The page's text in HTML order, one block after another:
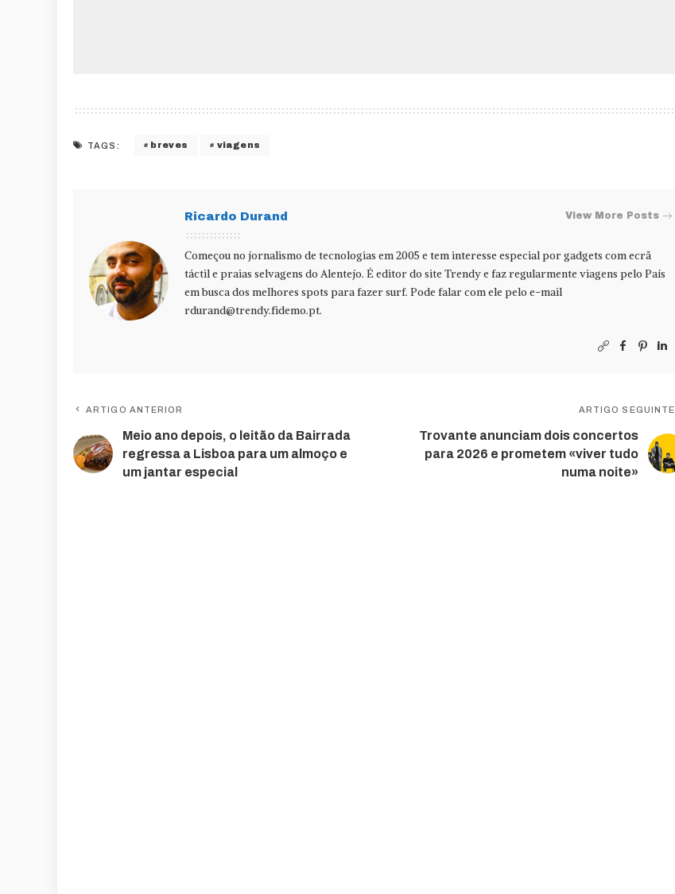
TAGS: breves viagens
Ricardo Durand View More Posts
Começou no jornalismo de tecnologias em 2005 e tem interesse especial por gadgets com ecrã
táctil e praias selvagens do Alentejo. É editor do site Trendy e faz regularmente viagens pelo País
em busca dos melhores spots para fazer surf. Pode falar com ele pelo e-mail
rdurand@trendy.fidemo.pt.
ARTIGO ANTERIOR
Meio ano depois, o leitão da Bairrada
regressa a Lisboa para um almoço e
um jantar especial
ARTIGO SEGUINTE
Trovante anunciam dois concertos
para 2026 e prometem «viver tudo
numa noite»